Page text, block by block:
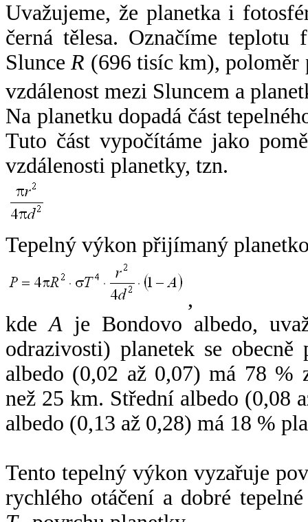
Uvažujeme, že planetka i
černá tělesa. Označíme
SlunceR (696 tisíc km),
vzdálenost mezi Sluncem a
Na planetku dopadá část
Tuto část vypočítáme jako
vzdálenosti planetky, tzn.
Tepelný výkon přijímaný
,
kdeA je Bondovo albedo,
odrazivosti) planetek se
albedo (0,02 až 0,07) má 78 %
než 25 km. Střední albedo (0,08
albedo (0,13 až 0,28) má 18 %
Tento tepelný výkon vyzařuje
rychlého otáčení a dobré